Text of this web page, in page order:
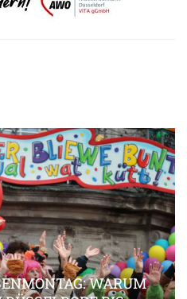
WARUM